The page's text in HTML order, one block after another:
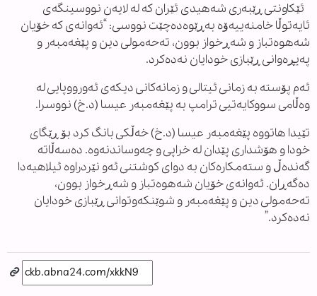
ئێکاونتی ڕێبەری شەهیدی ئێران کە لە لایەن نووسینگەی
ئایەتوڵا خامنەییەۆە بەڕێوەدەچێت نووسی: “ئەوانەی کە خۆیان
شەهوەتباز و شەڕخواز بوون، تەحەمولی دین و پێغەمبەر و
پەیڕەوانی ڕێبازی خودایان نەدەکرد.
ئەم پۆسته بە زمانی ئیتالی و زمانەکانی دیکەی ئەورووپایی لە
وەڵامی سووکایەتیی ترامپ بە پێغەمبەر عیسا (د.خ) نووسرا.
تێیدا هاتووە پێغەمبەر عیسا (د.خ) خەڵکی بانگ کرد بۆ ڕێگای
خودا و هۆشداری پێدان لە خراپی و چەوساندنەوە. دەسەڵاتە
گەندەڵ و ستەمکارەکان بە دوای کوشتنی ئەو نێردراوە ئیلاهیەدا
دەگەڕان. ئەوانەی خۆیان شەهوەتباز و شەڕخواز بوون،
تەحەمولی دین و پێغەمبەر و شوێنکەوتوانی ڕێبازی خودایان
نەدەکرد.”